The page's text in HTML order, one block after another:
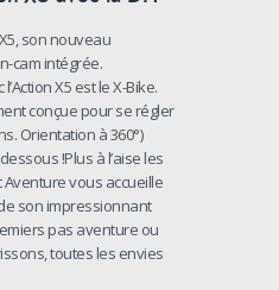
son nouveau
cam intégrée.
X5 est le X-Bike.
conçue pour se régler
Orientation à 360°)
!Plus à l’aise les
vous accueille
son impressionnant
pas aventure ou
toutes les envies